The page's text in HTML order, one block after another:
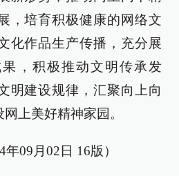
，培育积极健康的网络文
化作品生产传播，充分展
，积极推动文明传承发
明建设规律，汇聚向上向
上美好精神家园。
年09月02日 16版）